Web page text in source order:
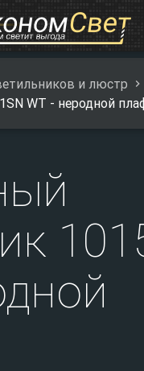
и люстр
WT - неродной